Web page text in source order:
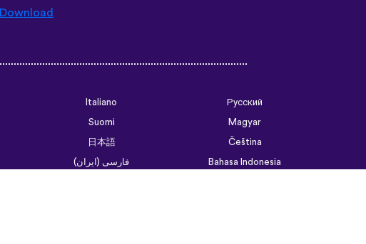
Suomi
Magyar
日本語
Čeština
فارسی (ایران)
Bahasa Indonesia
Українська
العربية الرسمية الحديثة